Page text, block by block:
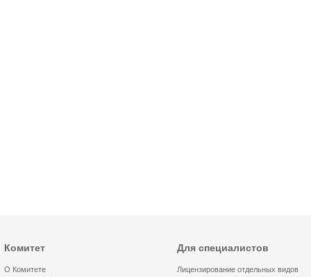
Комитет
О Комитете
Для специалистов
Лицензирование отдельных видов